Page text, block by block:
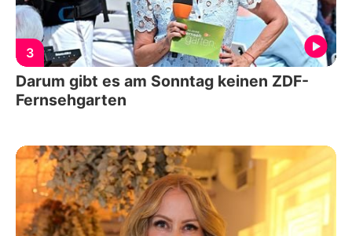
3
Darum gibt es am Sonntag keinen ZDF-
Fernsehgarten